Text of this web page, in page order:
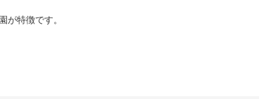
特徴です。